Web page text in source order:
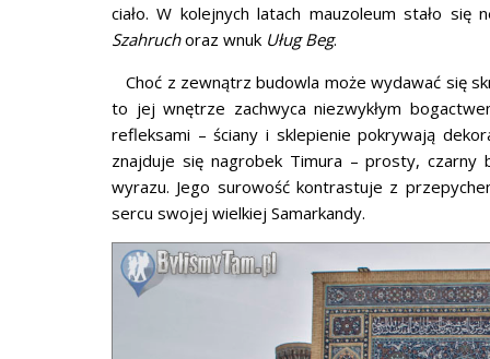
ciało. W kolejnych latach mauzoleum stało
Szahruchoraz wnuk Uług Beg.
Choć z zewnątrz budowla może wydawać się
to jej wnętrze zachwyca niezwykłym
refleksami – ściany i sklepienie pokrywają
znajduje się nagrobek Timura – prosty, czarny
wyrazu. Jego surowość kontrastuje z
sercu swojej wielkiej Samarkandy.